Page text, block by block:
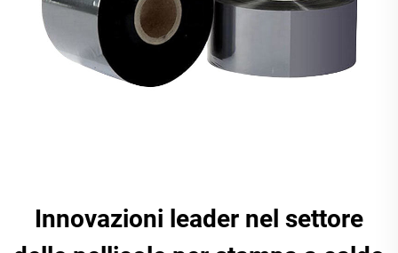
Innovazioni leader nel settore